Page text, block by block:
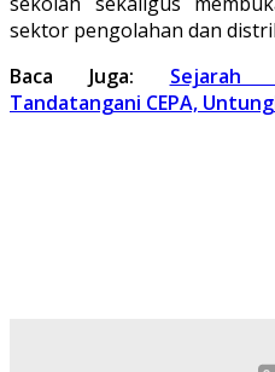
sektor pengolahan dan
Baca Juga: Sejarah
Tandatangani CEPA,